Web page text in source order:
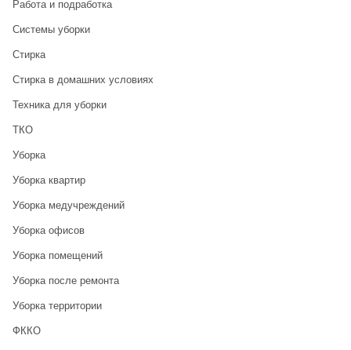
Работа и подработка
Системы уборки
Стирка
Стирка в домашних условиях
Техника для уборки
ТКО
Уборка
Уборка квартир
Уборка медучреждений
Уборка офисов
Уборка помещений
Уборка после ремонта
Уборка территории
ФККО